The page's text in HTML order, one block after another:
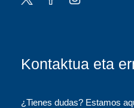
Kontaktua eta
¿Tienes dudas? Estamos